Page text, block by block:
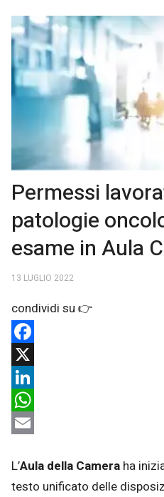
Permessi
patologie
esame in Aula
13 LUGLIO 2022
Facebook
X
LinkedIn
WhatsApp
L’Aula della Camera ha
testo unificato delle